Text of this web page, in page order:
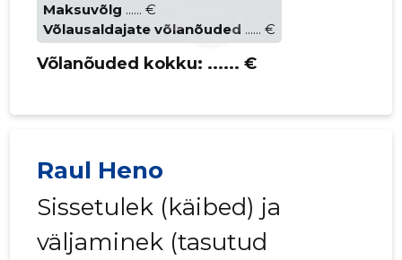
Maksuvõlg ...... €
Võlausaldajate võlanõuded ...... €
Võlanõuded kokku: ...... €
Raul Heno
Sissetulek (käibed) ja
väljaminek (tasutud